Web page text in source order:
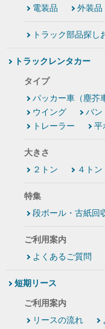
電装品
外装品
トラック部品探し
トラックレンタカー
タイプ
パッカー車（塵芥
ウイング
バン
トレーラー
平
大きさ
２トン
４トン
特集
段ボール・古紙回
ご利用案内
よくあるご質問
短期リース
ご利用案内
リースの流れ